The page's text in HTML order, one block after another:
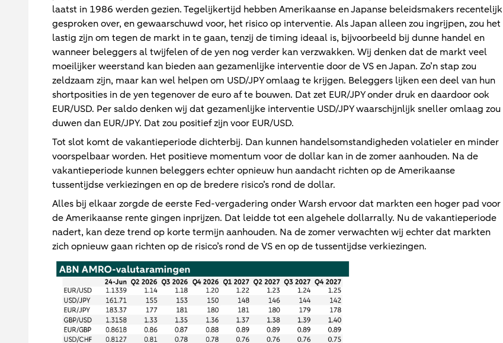
laatst in 1986 werden gezien. Tegelijkertijd hebben Amerikaanse en Japanse beleidsmakers recentelijk
gesproken over, en gewaarschuwd voor, het risico op interventie. Als Japan alleen zou ingrijpen, zou het
lastig zijn om tegen de markt in te gaan, tenzij de timing ideaal is, bijvoorbeeld bij dunne handel en
wanneer beleggers al twijfelen of de yen nog verder kan verzwakken. Wij denken dat de markt veel
moeilijker weerstand kan bieden aan gezamenlijke interventie door de VS en Japan. Zo’n stap zou
zeldzaam zijn, maar kan wel helpen om USD/JPY omlaag te krijgen. Beleggers lijken een deel van hun
shortposities in de yen tegenover de euro af te bouwen. Dat zet EUR/JPY onder druk en daardoor ook
EUR/USD. Per saldo denken wij dat gezamenlijke interventie USD/JPY waarschijnlijk sneller omlaag zou
duwen dan EUR/JPY. Dat zou positief zijn voor EUR/USD.
Tot slot komt de vakantieperiode dichterbij. Dan kunnen handelsomstandigheden volatieler en minder
voorspelbaar worden. Het positieve momentum voor de dollar kan in de zomer aanhouden. Na de
vakantieperiode kunnen beleggers echter opnieuw hun aandacht richten op de Amerikaanse
tussentijdse verkiezingen en op de bredere risico’s rond de dollar.
Alles bij elkaar zorgde de eerste Fed-vergadering onder Warsh ervoor dat markten een hoger pad voor
de Amerikaanse rente gingen inprijzen. Dat leidde tot een algehele dollarrally. Nu de vakantieperiode
nadert, kan deze trend op korte termijn aanhouden. Na de zomer verwachten wij echter dat markten
zich opnieuw gaan richten op de risico’s rond de VS en op de tussentijdse verkiezingen.